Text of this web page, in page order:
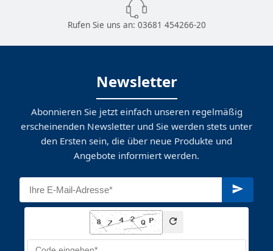
Rufen Sie uns an: 03681 454266-20
Newsletter
Abonnieren Sie jetzt einfach unseren regelmäßig
erscheinenden Newsletter und Sie werden stets unter
den Ersten sein, die über neue Produkte und
Angebote informiert werden.